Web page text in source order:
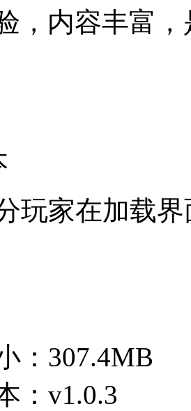
，内容丰富
玩家在加载
： 307.4MB
： v1.0.3